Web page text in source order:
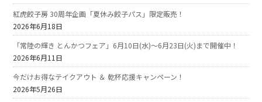
紅虎餃子房 30周年企画「夏休み餃子パス」限定販売！
2026年6月18日
「常陸の輝き とんかつフェア」6月10日(水)～6月23日(火)まで開催中！
2026年6月11日
今だけお得なテイクアウト ＆ 乾杯応援キャンペーン！
2026年5月26日